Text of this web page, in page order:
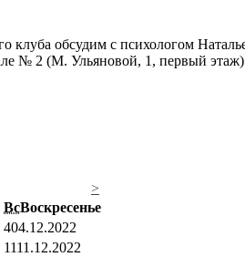
№ 2 (М. Ульяновой, 1, первый
>
ВсВоскресенье
404.12.2022
1111.12.2022